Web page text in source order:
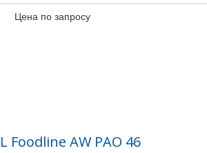
Цена по запросу
Foodline AW PAO 46